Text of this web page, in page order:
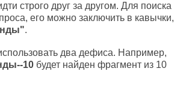
строго друг за другом. Для поиска
его можно заключить в кавычки,
.
два дефиса. Например,
10 будет найден фрагмент из 10